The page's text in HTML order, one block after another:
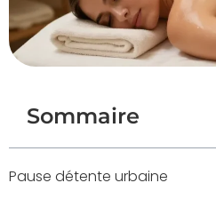
Sommaire
Pause détente urbaine